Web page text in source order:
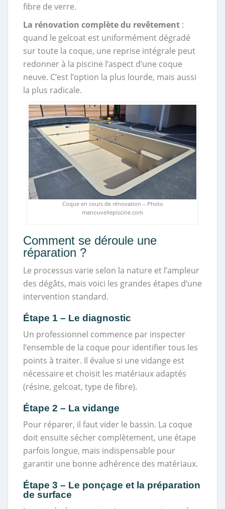
fibre de verre.
La rénovation complète du revêtement :
quand le gelcoat est uniformément dégradé
sur toute la coque, une reprise intégrale peut
redonner à la piscine l’aspect d’une coque
neuve. C’est l’option la plus lourde, mais aussi
la plus radicale.
Coque en cours de rénovation – Photo
manouvellepiscine.com
Comment se déroule une
réparation ?
Le processus varie selon la nature et l’ampleur
des dégâts, mais voici les grandes étapes d’une
intervention standard.
Étape 1 – Le diagnostic
Un professionnel commence par inspecter
l’ensemble de la coque pour identifier tous les
points à traiter. Il évalue si une vidange est
nécessaire et choisit les matériaux adaptés
(résine, gelcoat, type de fibre).
Étape 2 – La vidange
Pour réparer, il faut vider le bassin. La coque
doit ensuite sécher complètement, une étape
parfois longue, mais indispensable pour
garantir une bonne adhérence des matériaux.
Étape 3 – Le ponçage et la préparation
de surface